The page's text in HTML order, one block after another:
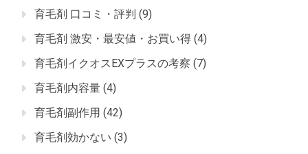
育毛剤 口コミ・評判 (9)
育毛剤 激安・最安値・お買い得 (4)
育毛剤イクオスEXプラスの考察 (7)
育毛剤内容量 (4)
育毛剤副作用 (42)
育毛剤効かない (3)